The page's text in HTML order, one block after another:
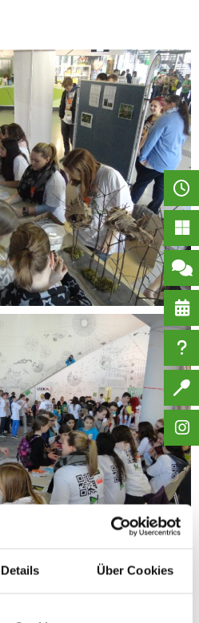
Details Über Cookies